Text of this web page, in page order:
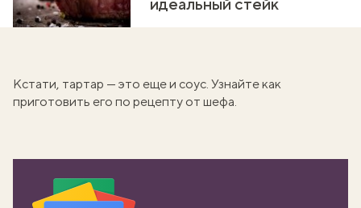
Кстати, тартар — это еще и соус. Узнайтекак
приготовить его по рецепту от шефа.